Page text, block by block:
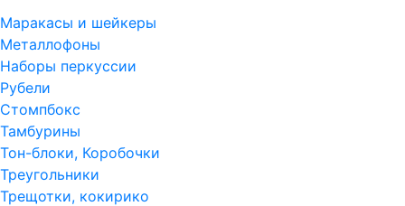
Маракасы и шейкеры
Металлофоны
Наборы перкуссии
Рубели
Стомпбокс
Тамбурины
Тон-блоки, Коробочки
Треугольники
Трещотки, кокирико